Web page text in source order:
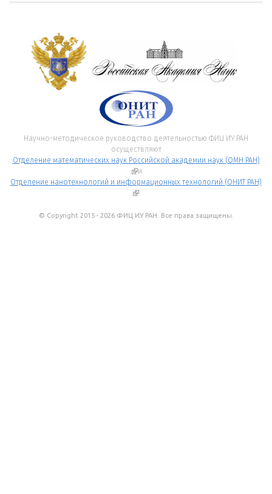
Научно-методическое руководство деятельностью ФИЦ ИУ РАН
осуществляют
Отделение математических наук Российской академии наук (ОМН РАН)
(внешняя ссылка)
и
Отделение нанотехнологий и информационных технологий (ОНИТ РАН)
(внешняя ссылка)
.
© Copyright 2015 - 2026 ФИЦ ИУ РАН. Все права защищены.